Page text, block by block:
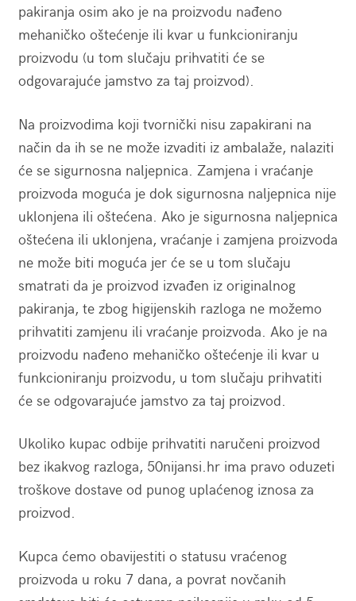
pakiranja osim ako je na proizvodu nađeno
mehaničko oštećenje ili kvar u funkcioniranju
proizvodu (u tom slučaju prihvatiti će se
odgovarajuće jamstvo za taj proizvod).
Na proizvodima koji tvornički nisu zapakirani na
način da ih se ne može izvaditi iz ambalaže, nalaziti
će se sigurnosna naljepnica. Zamjena i vraćanje
proizvoda moguća je dok sigurnosna naljepnica nije
uklonjena ili oštećena. Ako je sigurnosna naljepnica
oštećena ili uklonjena, vraćanje i zamjena proizvoda
ne može biti moguća jer će se u tom slučaju
smatrati da je proizvod izvađen iz originalnog
pakiranja, te zbog higijenskih razloga ne možemo
prihvatiti zamjenu ili vraćanje proizvoda. Ako je na
proizvodu nađeno mehaničko oštećenje ili kvar u
funkcioniranju proizvodu, u tom slučaju prihvatiti
će se odgovarajuće jamstvo za taj proizvod.
Ukoliko kupac odbije prihvatiti naručeni proizvod
bez ikakvog razloga, 50nijansi.hr ima pravo oduzeti
troškove dostave od punog uplaćenog iznosa za
proizvod.
Kupca ćemo obavijestiti o statusu vraćenog
proizvoda u roku 7 dana, a povrat novčanih